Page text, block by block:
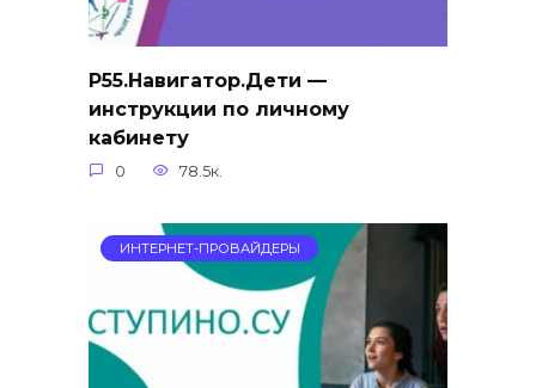
Р55.Навигатор.Дети —
инструкции по личному
кабинету
0 78.5к.
ИНТЕРНЕТ-ПРОВАЙДЕРЫ